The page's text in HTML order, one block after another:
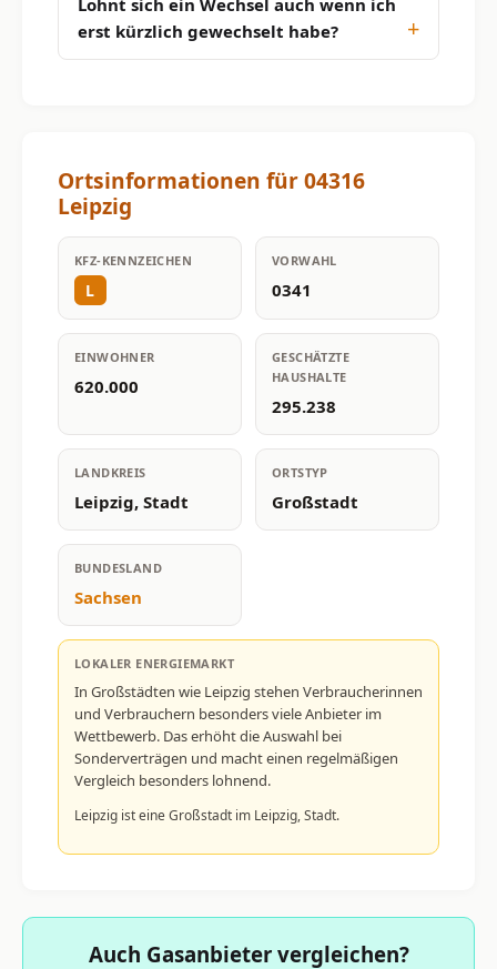
erst kürzlich gewechselt habe?
Ortsinformationen für 04316
Leipzig
KFZ-KENNZEICHEN
L
VORWAHL
0341
EINWOHNER
620.000
GESCHÄTZTE
HAUSHALTE
295.238
LANDKREIS
Leipzig, Stadt
ORTSTYP
Großstadt
BUNDESLAND
Sachsen
LOKALER ENERGIEMARKT
In Großstädten wie Leipzig stehen Verbraucherinnen
und Verbrauchern besonders viele Anbieter im
Wettbewerb. Das erhöht die Auswahl bei
Sonderverträgen und macht einen regelmäßigen
Vergleich besonders lohnend.
Leipzig ist eine Großstadt im Leipzig, Stadt.
Auch Gasanbieter vergleichen?